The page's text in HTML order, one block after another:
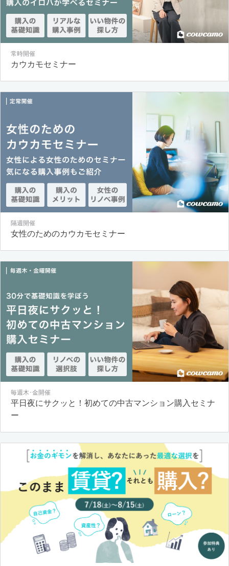
常時開催
カウカモセミナー
隔週開催
女性のためのカウカモセミナー
毎週木･金開催
平日夜にサクッと！初めての中古マンション購入セミナ
ー